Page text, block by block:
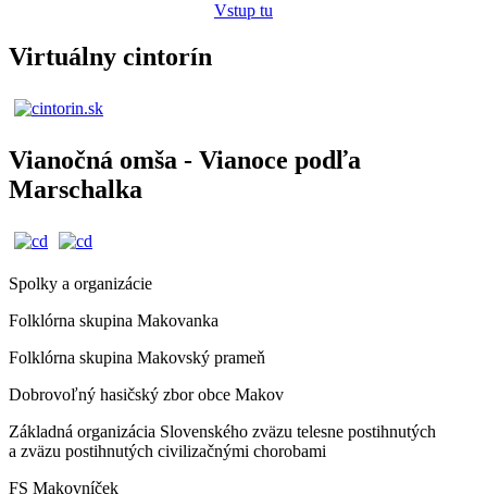
Vstup tu
Virtuálny cintorín
Vianočná omša - Vianoce podľa
Marschalka
Spolky a organizácie
Folklórna skupina Makovanka
Folklórna skupina Makovský prameň
Dobrovoľný hasičský zbor obce Makov
Základná organizácia Slovenského zväzu telesne postihnutých
a zväzu postihnutých civilizačnými chorobami
FS Makovníček